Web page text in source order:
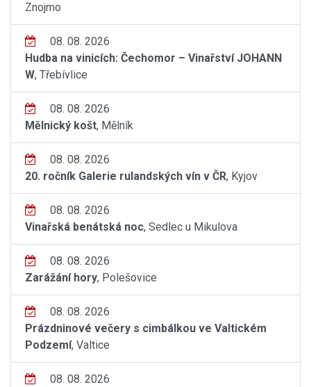
Znojmo
08. 08. 2026
Hudba na vinicích: Čechomor – Vinařství JOHANN
W, Třebívlice
08. 08. 2026
Mělnický košt, Mělník
08. 08. 2026
20. ročník Galerie rulandských vín v ČR, Kyjov
08. 08. 2026
Vinařská benátská noc, Sedlec u Mikulova
08. 08. 2026
Zarážání hory, Polešovice
08. 08. 2026
Prázdninové večery s cimbálkou ve Valtickém
Podzemí, Valtice
08. 08. 2026